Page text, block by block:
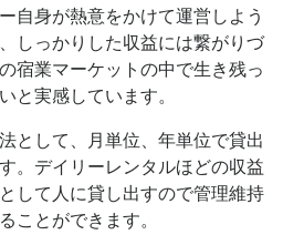
自身が熱意をかけて運営しよう
しっかりした収益には繋がりづ
宿業マーケットの中で生き残っ
と実感しています。
として、月単位、年単位で貸出
。デイリーレンタルほどの収益
して人に貸し出すので管理維持
ことができます。